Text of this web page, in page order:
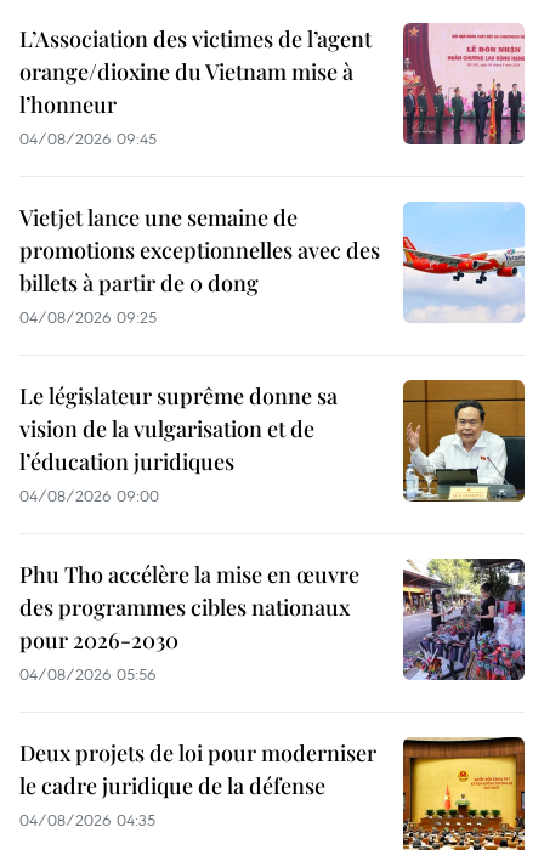
L’Association des victimes de l’agent
orange/dioxine du Vietnam mise à
l’honneur
04/08/2026 09:45
Vietjet lance une semaine de
promotions exceptionnelles avec des
billets à partir de 0 dong
04/08/2026 09:25
Le législateur suprême donne sa
vision de la vulgarisation et de
l’éducation juridiques
04/08/2026 09:00
Phu Tho accélère la mise en œuvre
des programmes cibles nationaux
pour 2026-2030
04/08/2026 05:56
Deux projets de loi pour moderniser
le cadre juridique de la défense
04/08/2026 04:35